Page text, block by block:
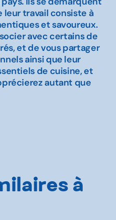
leur travail consiste à
et savoureux.
avec certains de
et de vous partager
ainsi que leur
de cuisine, et
autant que
à